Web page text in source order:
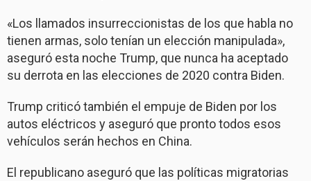
«Los llamados insurreccionistas de los que habla no
tienen armas, solo tenían un elección manipulada»,
aseguró esta noche Trump, que nunca ha aceptado
su derrota en las elecciones de 2020 contra Biden.
Trump criticó también el empuje de Biden por los
autos eléctricos y aseguró que pronto todos esos
vehículos serán hechos en China.
El republicano aseguró que las políticas migratorias